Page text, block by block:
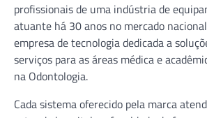
profissionais de uma indústria de
atuante há 30 anos no mercado
empresa de tecnologia dedicada a
serviços para as áreas médica e
na Odontologia.
Cada sistema oferecido pela marca